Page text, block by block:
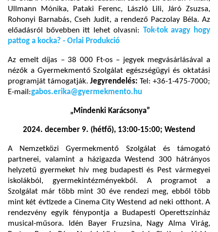
Ullmann Mónika, Pataki Ferenc, László Lili, Járó Zsuzsa,
Rohonyi Barnabás, Cseh Judit, a rendező Paczolay Béla. Az
előadásról bővebben itt lehet olvasni:
Tok-tok avagy hogy
pattog a kocka? - Orlai Produkció
Az emelt díjas – 38 000 Ft-os – jegyek megvásárlásával a
nézők a Gyermekmentő Szolgálat egészségügyi és oktatási
programját támogatják. Jegyrendelés: Tel: +36-1-475-7000;
E-mail:gabos.erika@gyermekmento.hu
„Mindenki Karácsonya”
2024. december 9. (hétfő), 13:00-15:00; Westend
A Nemzetközi Gyermekmentő Szolgálat és támogató
partnerei, valamint a házigazda Westend 300 hátrányos
helyzetű gyermeket hív meg budapesti és Pest vármegyei
iskolákból, gyermekintézményekből. A programot a
Szolgálat már több mint 30 éve rendezi meg, ebből több
mint két évtizede a Cinema City Westend ad neki otthont. A
rendezvény egyik fénypontja a Budapesti Operettszínház
musical-műsora. Idén Bayer Fruzsina, Nagy Alma Virág,